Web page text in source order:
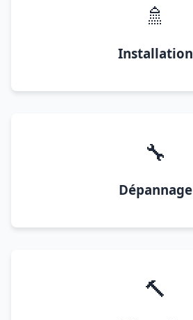
🚿
Installation
🔧
Dépannage
🔨